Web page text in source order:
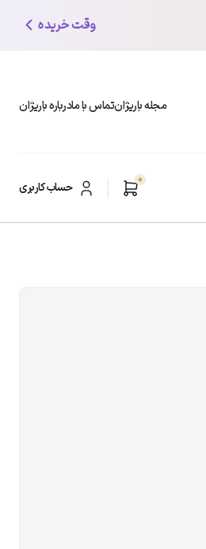
وقت خریده
مجله باریژانتماس با مادرباره باریژان
0 حساب کاربریمحبوب ترین دسته بندی ها
شوینده و پاک کننده صورت